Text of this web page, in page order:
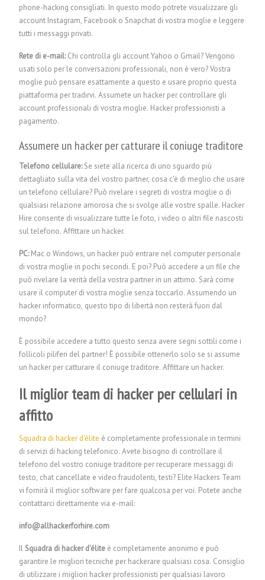
phone-hacking consigliati. In questo modo potrete visualizzare gli
account Instagram, Facebook o Snapchat di vostra moglie e leggere
tutti i messaggi privati.
Rete di e-mail:Chi controlla gli account Yahoo o Gmail? Vengono
usati solo per le conversazioni professionali, non è vero? Vostra
moglie può pensare esattamente a questo e usare proprio questa
piattaforma per tradirvi. Assumete un hacker per controllare gli
account professionali di vostra moglie. Hacker professionisti a
pagamento.
Assumere un hacker per catturare il coniuge traditore
Telefono cellulare:Se siete alla ricerca di uno sguardo più
dettagliato sulla vita del vostro partner, cosa c'è di meglio che usare
un telefono cellulare? Può rivelare i segreti di vostra moglie o di
qualsiasi relazione amorosa che si svolge alle vostre spalle. Hacker
Hire consente di visualizzare tutte le foto, i video o altri file nascosti
sul telefono.Affittare un hacker.
PC:Mac o Windows, un hacker può entrare nel computer personale
di vostra moglie in pochi secondi. E poi? Può accedere a un file che
può rivelare la verità della vostra partner in un attimo. Sarà come
usare il computer di vostra moglie senza toccarlo. Assumendo un
hacker informatico, questo tipo di libertà non resterà fuori dal
mondo?
È possibile accedere a tutto questo senza avere segni sottili come i
follicoli piliferi del partner! È possibile ottenerlo solo se si assume
un hacker per catturare il coniuge traditore. Affittare un hacker.
Il miglior team di hacker per cellulari in
affitto
Squadra di hacker d'élite è completamente professionale in termini
di servizi di hacking telefonico. Avete bisogno di controllare il
telefono del vostro coniuge traditore per recuperare messaggi di
testo, chat cancellate e video fraudolenti, testi? Elite Hackers Team
vi fornirà il miglior software per fare qualcosa per voi. Potete anche
contattarci direttamente via e-mail:
info@allhackerforhire.com
Il Squadra di hacker d'élite è completamente anonimo e può
garantire le migliori tecniche per hackerare qualsiasi cosa. Consiglio
di utilizzare i migliori hacker professionisti per qualsiasi lavoro